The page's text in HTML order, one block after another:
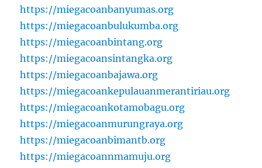
https://miegacoanbanyumas.org
https://miegacoanbulukumba.org
https://miegacoanbintang.org
https://miegacoansintangka.org
https://miegacoanbajawa.org
https://miegacoankepulauanmerantiriau.org
https://miegacoankotamobagu.org
https://miegacoanmurungraya.org
https://miegacoanbimantb.org
https://miegacoannmamuju.org